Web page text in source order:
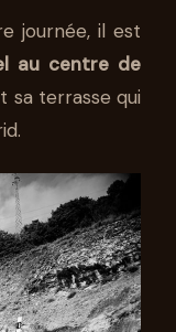
journée, il est
au centre de
sa terrasse qui